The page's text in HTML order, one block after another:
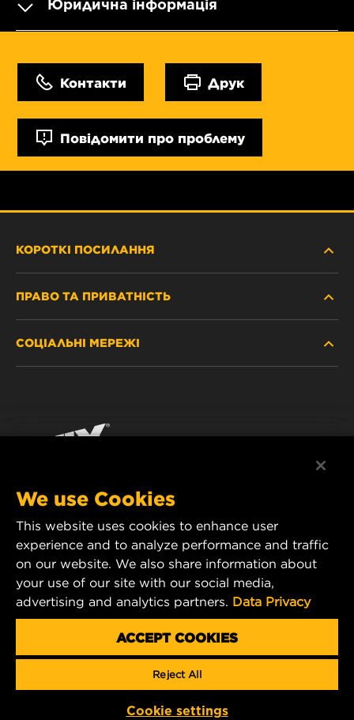
Юридична інформація
Контакти Друк
Повідомити про проблему
КОРОТКІ ПОСИЛАННЯ
ПРАВО ТА ПРИВАТНІСТЬ
РЕКВІЗИТИ
СОЦІАЛЬНІ МЕРЕЖІ
MANN+HUMMEL FT Poland
ul. Wrocławska 145,
63-800 GOSTYŃ, POLAND
Tel. +48 65 572 89 00
E-mail:info@mann-hummel.com
MANN+HUMMEL GROUP
Copyright 2025 MANN+HUMMEL. All rights reserved.
We use Cookies
This website uses cookies to enhance user
experience and to analyze performance and traffic
on our website. We also share information about
your use of our site with our social media,
advertising and analytics partners. Data Privacy
ACCEPT COOKIES
Reject All
Cookie settings